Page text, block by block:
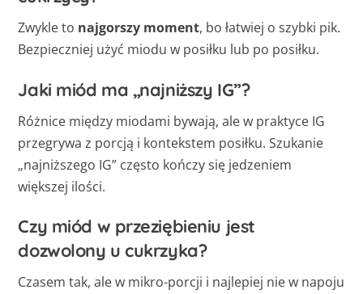
Zwykle to najgorszy moment, bo łatwiej o szybki pik.
Bezpieczniej użyć miodu w posiłku lub po posiłku.
Jaki miód ma „najniższy IG”?
Różnice między miodami bywają, ale w praktyce IG
przegrywa z porcją i kontekstem posiłku. Szukanie
„najniższego IG” często kończy się jedzeniem
większej ilości.
Czy miód w przeziębieniu jest
dozwolony u cukrzyka?
Czasem tak, ale w mikro-porcji i najlepiej nie w napoju